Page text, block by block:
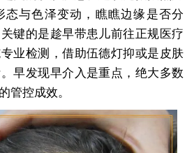
态与色泽变动，瞧瞧边缘是否分
键的是趁早带患儿前往正规医疗
业检测，借助伍德灯抑或是皮肤
早发现早介入是重点，绝大多数
管控成效。